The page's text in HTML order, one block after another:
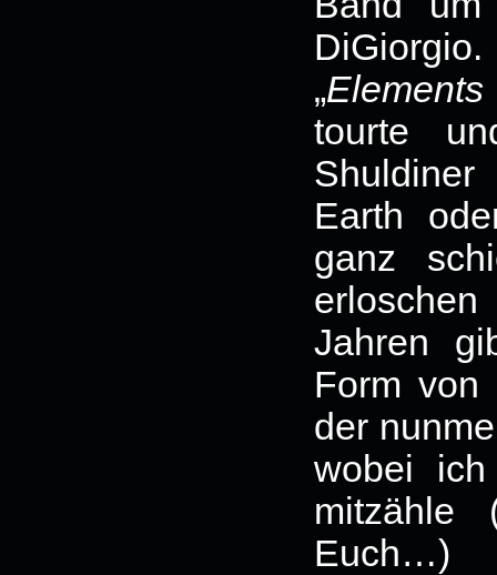
„
tourte
Earth
ganz
Jahren
Form von
der
wobei
mitzähle
Euch…)